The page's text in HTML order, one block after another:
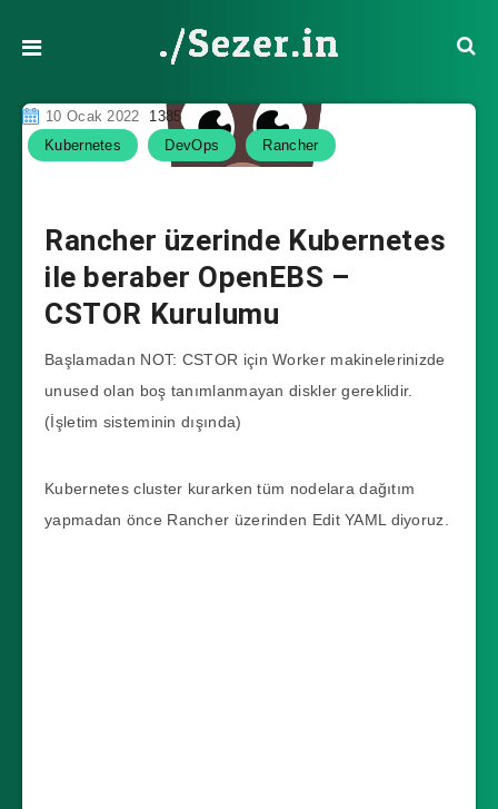
10 Ocak 2022
1385
Kubernetes
DevOps Rancher
Rancher üzerinde Kubernetes
ile beraber OpenEBS –
CSTOR Kurulumu
Başlamadan NOT: CSTOR için Worker makinelerinizde
unused olan boş tanımlanmayan diskler gereklidir.
(İşletim sisteminin dışında)
Kubernetes cluster kurarken tüm nodelara dağıtım
yapmadan önce Rancher üzerinden Edit YAML diyoruz.